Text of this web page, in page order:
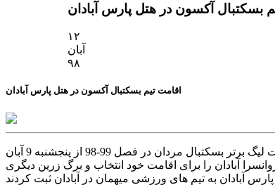
بسکتبال آکسون در هتل پارس آبادان
۱۲
آبان
۹۸
اقامت تیم بسکتبال آکسون در هتل پارس آبادان
به گزارش واحد روابط عمومی هتل پارس آبادان، تیم تازه لیگ برتری شده آکسون تهران چهارشنبه 8 آبان ماه 1398 وارد این هتل شد. با آغاز دور رفت لیگ برتر بسکتبال مردان در فصل 99-98 از پنجشنبه 9 آبان
کاروانسرا آبادان را برای اقامت خود انتخاب و برگ زرین دیگری